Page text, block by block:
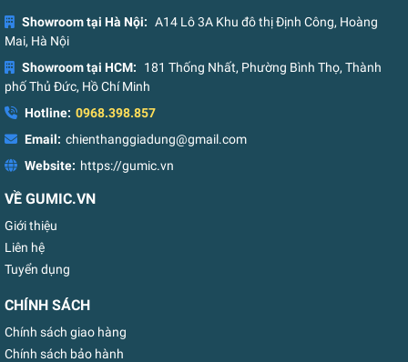
Showroom tại Hà Nội: A14 Lô 3A Khu đô thị Định Công, Hoàng
Mai, Hà Nội
Showroom tại HCM:
181 Thống Nhất, Phường Bình Thọ, Thành
phố Thủ Đức, Hồ Chí Minh
Hotline: 0968.398.857
Email: chienthanggiadung@gmail.com
Website: https://gumic.vn
VỀ GUMIC.VN
Giới thiệu
Liên hệ
Tuyển dụng
CHÍNH SÁCH
Chính sách giao hàng
Chính sách bảo hành